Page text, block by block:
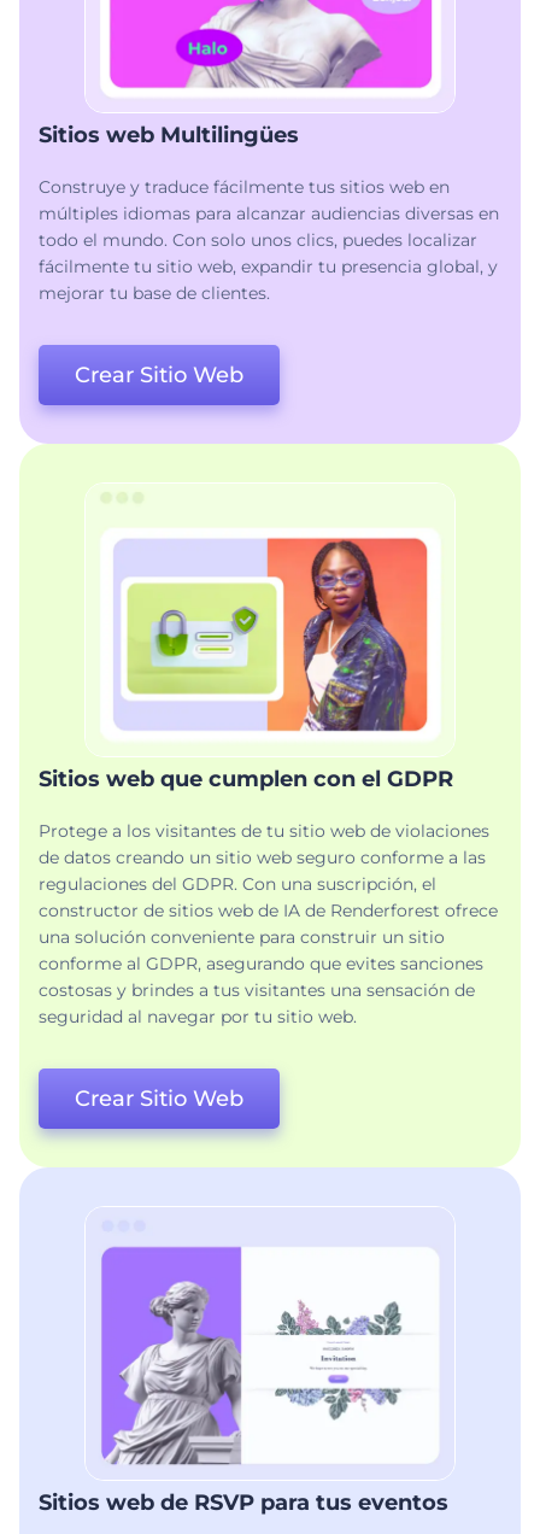
Sitios web Multilingües
Construye y traduce fácilmente tus sitios web en
múltiples idiomas para alcanzar audiencias diversas en
todo el mundo. Con solo unos clics, puedes localizar
fácilmente tu sitio web, expandir tu presencia global, y
mejorar tu base de clientes.
Crear Sitio Web
Sitios web que cumplen con el GDPR
Protege a los visitantes de tu sitio web de violaciones
de datos creando un sitio web seguro conforme a las
regulaciones del GDPR. Con una suscripción, el
constructor de sitios web de IA de Renderforest ofrece
una solución conveniente para construir un sitio
conforme al GDPR, asegurando que evites sanciones
costosas y brindes a tus visitantes una sensación de
seguridad al navegar por tu sitio web.
Crear Sitio Web
Sitios web de RSVP para tus eventos